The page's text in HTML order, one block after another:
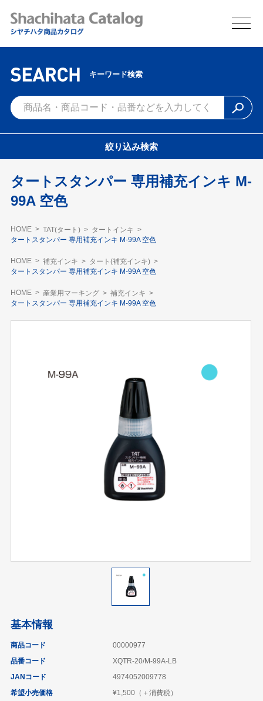
キーワード検索
絞り込み検索
タートスタンパー 専用補充インキ M-
99A 空色
HOME TAT(タート)
タートインキ
タートスタンパー 専用補充インキ M-99A 空色
HOME 補充インキ
タート(補充インキ)
タートスタンパー 専用補充インキ M-99A 空色
HOME 産業用マーキング
補充インキ
タートスタンパー 専用補充インキ M-99A 空色
基本情報
商品コード
00000977
品番コード
XQTR-20/M-99A-LB
JANコード
4974052009778
希望小売価格
¥1,500（＋消費税）